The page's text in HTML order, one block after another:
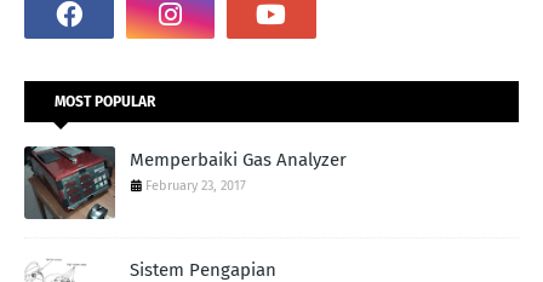
MOST POPULAR
Memperbaiki Gas Analyzer
February 23, 2017
Sistem Pengapian